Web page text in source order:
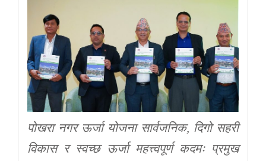
पोखरा नगर ऊर्जा योजना सार्वजनिक, दिगो सहरी
विकास र स्वच्छ ऊर्जा महत्त्वपूर्ण कदमः प्रमुख